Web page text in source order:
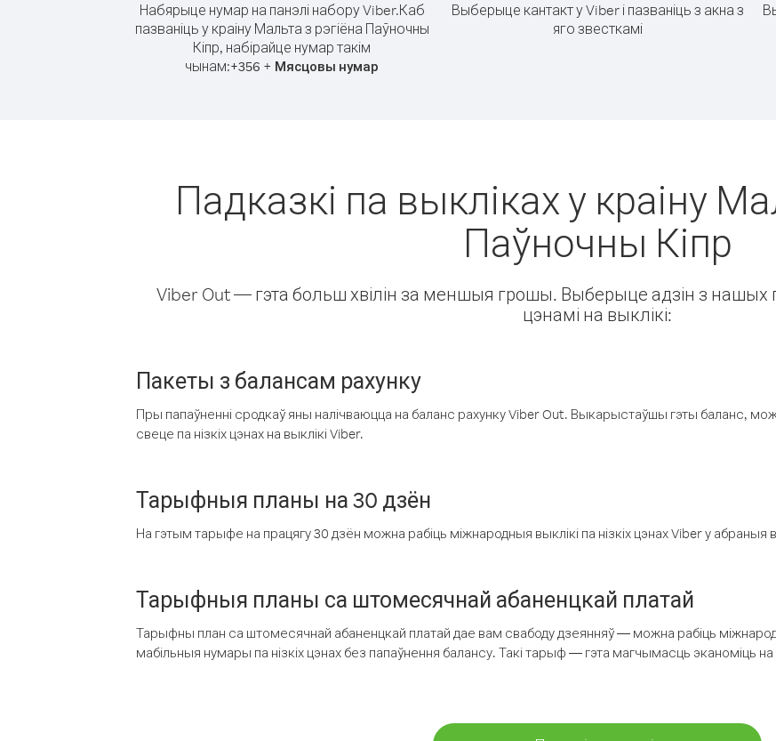
Набярыце нумар на панэлі набору Viber.Каб
пазваніць у краіну Мальта з рэгіёна Паўночны
Кіпр, набірайце нумар такім
чынам:+356 + Мясцовы нумар
Выберыце кантакт у Viber і пазваніць з акна з
яго звесткамі
Падказкі па выкліках у краіну
Паўночны Кіпр
Viber Out — гэта больш хвілін за меншыя грошы. Выберыце адзін з нашых
цэнамі на выклікі:
Пакеты з балансам рахунку
Пры папаўненні сродкаў яны налічваюцца на баланс рахунку Viber Out. Выкарыстаўшы гэты баланс,
свеце па нізкіх цэнах на выклікі Viber.
Тарыфныя планы на 30 дзён
На гэтым тарыфе на працягу 30 дзён можна рабіць міжнародныя выклікі па нізкіх цэнах Viber у абраныя
Тарыфныя планы са штомесячнай абаненцкай платай
Тарыфны план са штомесячнай абаненцкай платай дае вам свабоду дзеянняў — можна рабіць
мабільныя нумары па нізкіх цэнах без папаўнення балансу. Такі тарыф — гэта магчымасць эканоміць на